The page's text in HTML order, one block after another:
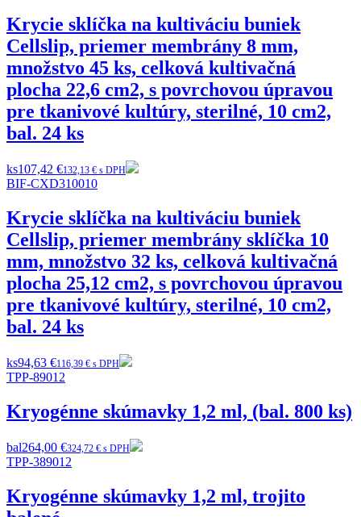
Krycie sklíčka na kultiváciu buniek
Cellslip, priemer membrány 8 mm,
množstvo 45 ks, celková kultivačná
plocha 22,6 cm2, s povrchovou úpravou
pre tkanivové kultúry, sterilné, 10 cm2,
bal. 24 ks
ks107,42 €132,13 € s DPH
BIF-CXD310010
Krycie sklíčka na kultiváciu buniek
Cellslip, priemer membrány sklíčka 10
mm, množstvo 32 ks, celková kultivačná
plocha 25,12 cm2, s povrchovou úpravou
pre tkanivové kultúry, sterilné, 10 cm2,
bal. 24 ks
ks94,63 €116,39 € s DPH
TPP-89012
Kryogénne skúmavky 1,2 ml, (bal. 800 ks)
bal264,00 €324,72 € s DPH
TPP-389012
Kryogénne skúmavky 1,2 ml, trojito